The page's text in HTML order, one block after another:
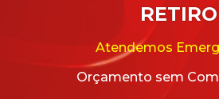
RETIRO
Atendemos
Orçamento sem